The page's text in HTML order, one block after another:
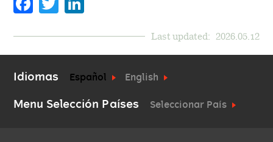
Last updated: 2026.05.12
Idiomas Español English
Menu Selección Países Seleccionar País